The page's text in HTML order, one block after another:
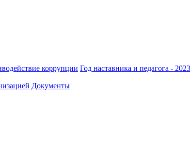
коррупции Год наставника и педагога - 2023
Документы